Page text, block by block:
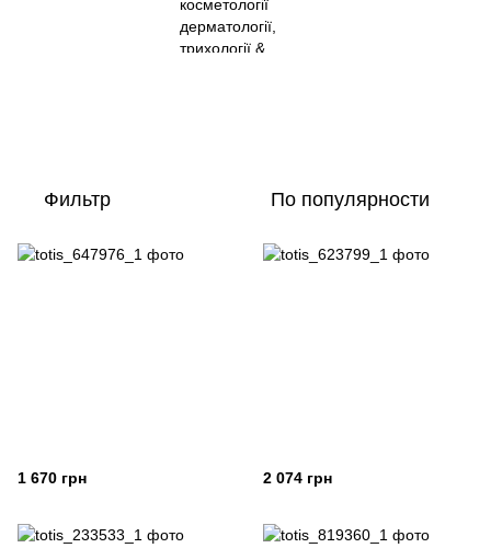
Фильтр По популярности
1 670 грн 2 074 грн